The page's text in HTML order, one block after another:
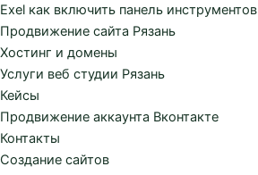
Exel как включить панель инструментов
Продвижение сайта Рязань
Хостинг и домены
Услуги веб студии Рязань
Кейсы
Продвижение аккаунта Вконтакте
Контакты
Создание сайтов